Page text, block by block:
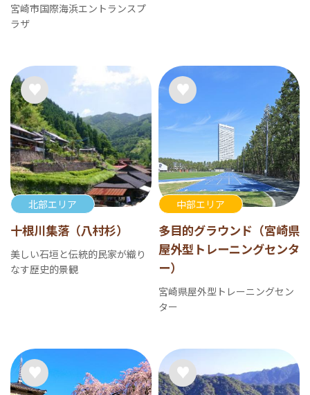
宮崎市国際海浜エントランスプ
ラザ
北部エリア
十根川集落（八村杉）
美しい石垣と伝統的民家が織り
なす歴史的景観
中部エリア
多目的グラウンド（宮崎県
屋外型トレーニングセンタ
ー）
宮崎県屋外型トレーニングセン
ター